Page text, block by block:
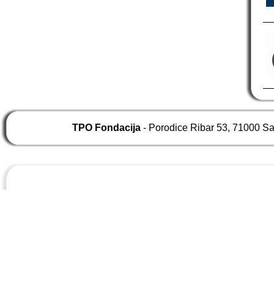
TPO Fondacija - Porodice Ribar 53, 71000